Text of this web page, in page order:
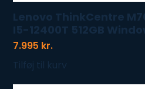
Lenovo ThinkCentre
I5-12400T 512GB
7.995 kr.
Tilføj til kurv